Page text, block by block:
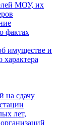
МОУ, их
фактах
имуществе и
характера
на сдачу
лет,